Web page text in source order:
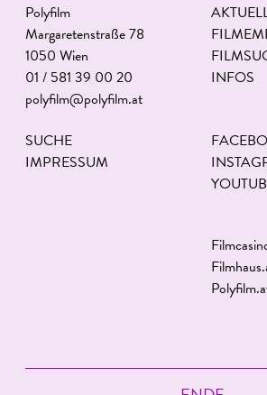
Polyfilm
Margaretenstraße 78
1050 Wien
01 / 581 39 00 20
polyfilm@polyfilm.at
INFOS
SUCHE
IMPRESSUM